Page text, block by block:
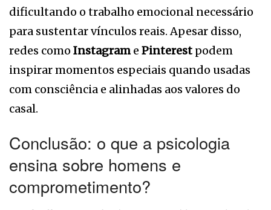
dificultando o trabalho emocional necessário
para sustentar vínculos reais. Apesar disso,
redes como Instagrame Pinterest podem
inspirar momentos especiais quando usadas
com consciência e alinhadas aos valores do
casal.
Conclusão: o que a psicologia
ensina sobre homens e
comprometimento?